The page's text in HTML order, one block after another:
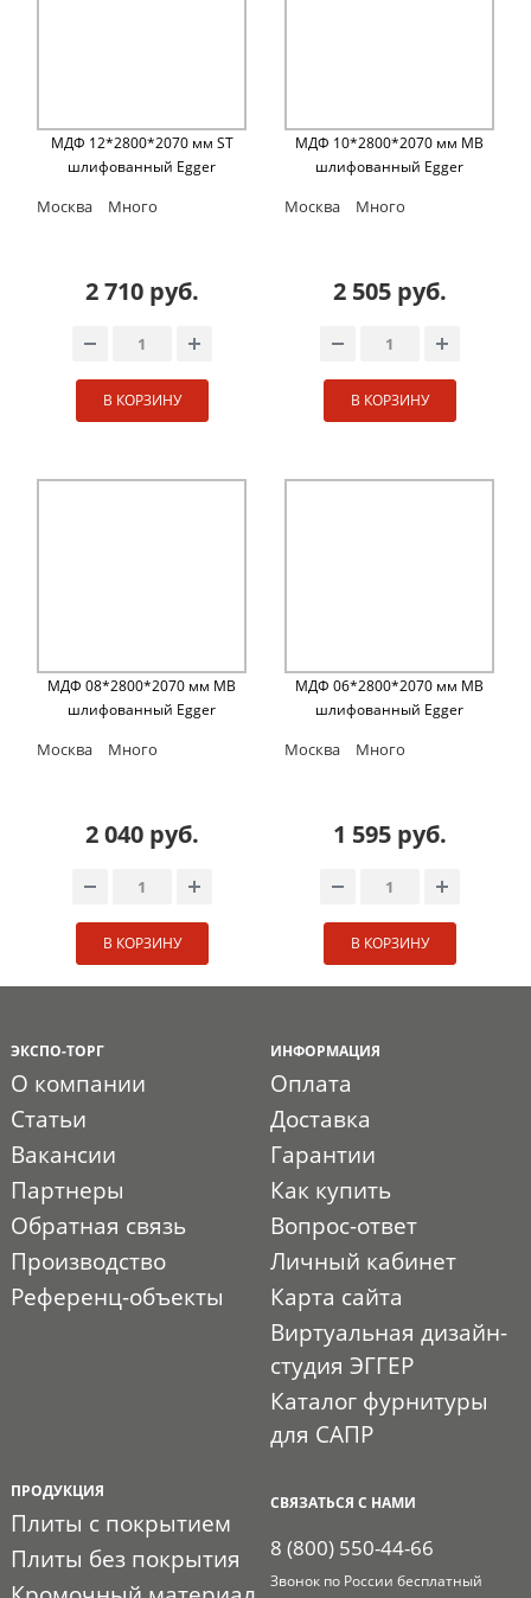
МДФ 12*2800*2070 мм ST
шлифованный Egger
Москва Много
2 710 руб.
В КОРЗИНУ
МДФ 10*2800*2070 мм MB
шлифованный Egger
Москва Много
2 505 руб.
В КОРЗИНУ
МДФ 08*2800*2070 мм MB
шлифованный Egger
Москва Много
2 040 руб.
В КОРЗИНУ
МДФ 06*2800*2070 мм MB
шлифованный Egger
Москва Много
1 595 руб.
В КОРЗИНУ
ЭКСПО-ТОРГ
О компании
Статьи
Вакансии
Партнеры
Обратная связь
Производство
Референц-объекты
ИНФОРМАЦИЯ
Оплата
Доставка
Гарантии
Как купить
Вопрос-ответ
Личный кабинет
Карта сайта
Виртуальная дизайн-
студия ЭГГЕР
Каталог фурнитуры
для САПР
ПРОДУКЦИЯ
Плиты с покрытием
Плиты без покрытия
СВЯЗАТЬСЯ С НАМИ
8 (800) 550-44-66
Звонок по России бесплатный